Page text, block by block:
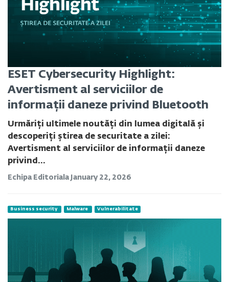
ESET Cybersecurity Highlight:
Avertisment al serviciilor de
informații daneze privind Bluetooth
Urmăriți ultimele noutăți din lumea digitală și
descoperiți știrea de securitate a zilei:
Avertisment al serviciilor de informații daneze
privind...
Echipa Editoriala January 22, 2026
Business security Malware Vulnerabilitate